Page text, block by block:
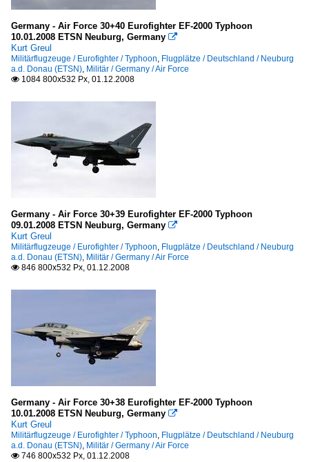
Germany - Air Force 30+40 Eurofighter EF-2000 Typhoon
10.01.2008 ETSN Neuburg, Germany 
Kurt Greul
Militärflugzeuge / Eurofighter / Typhoon, Flugplätze / Deutschland / Neuburg
a.d. Donau (ETSN), Militär / Germany / Air Force
 1084 800x532 Px, 01.12.2008
Germany - Air Force 30+39 Eurofighter EF-2000 Typhoon
09.01.2008 ETSN Neuburg, Germany 
Kurt Greul
Militärflugzeuge / Eurofighter / Typhoon, Flugplätze / Deutschland / Neuburg
a.d. Donau (ETSN), Militär / Germany / Air Force
 846 800x532 Px, 01.12.2008
Germany - Air Force 30+38 Eurofighter EF-2000 Typhoon
10.01.2008 ETSN Neuburg, Germany 
Kurt Greul
Militärflugzeuge / Eurofighter / Typhoon, Flugplätze / Deutschland / Neuburg
a.d. Donau (ETSN), Militär / Germany / Air Force
 746 800x532 Px, 01.12.2008